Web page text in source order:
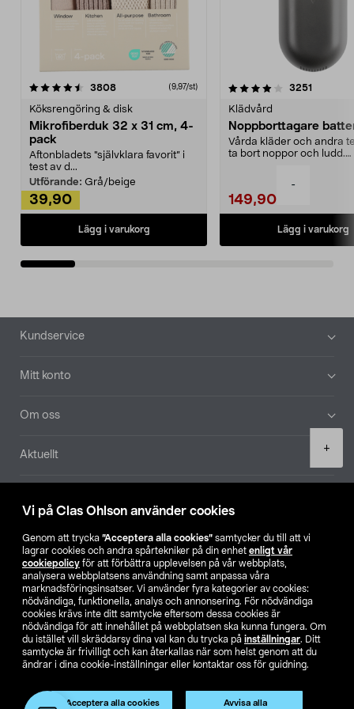
Vi på Clas Ohlson använder cookies
Genom att trycka ”Acceptera alla cookies” samtycker du till att vi
lagrar cookies och andra spårtekniker på din enhet enligt vår
cookiepolicy för att förbättra upplevelsen på vår webbplats,
analysera webbplatsens användning samt anpassa våra
marknadsföringsinsatser. Vi använder fyra kategorier av cookies:
nödvändiga, funktionella, analys och annonsering. För nödvändiga
cookies krävs inte ditt samtycke eftersom dessa cookies är
nödvändiga för att innehållet på webbplatsen ska kunna fungera. Om
du istället vill skräddarsy dina val kan du trycka på inställningar. Ditt
samtycke är frivilligt och kan återkallas när som helst genom att du
ändrar i dina cookie-inställningar eller kontaktar oss för guidning.
Acceptera alla cookies Avvisa alla
-
+
modell 59861.
3808recensioner (9,97/st)
Köksrengöring & disk
Mikrofiberduk 32 x 31 cm, 4-
pack
Aftonbladets "självklara favorit” i
test av d...
Utförande: Grå/beige
39,90
Lägg i varukorg
4.0av 5 stjärnor 3251
Klädvård
Noppborttagare
Vårda kläder och andra
ta bort noppor och ludd.
149,90
Lägg i varukorg
4.5av 5 stjärnor
Sidfot
Kundservice
Mitt konto
Om oss
Aktuellt
Hitta butik
SE NO FI
Ändra till priser exklusive moms